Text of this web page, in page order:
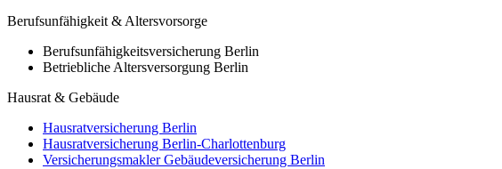
Berufsunfähigkeit & Altersvorsorge
Berufsunfähigkeitsversicherung Berlin
Betriebliche Altersversorgung Berlin
Hausrat & Gebäude
Hausratversicherung Berlin
Hausratversicherung Berlin-Charlottenburg
Versicherungsmakler Gebäudeversicherung Berlin